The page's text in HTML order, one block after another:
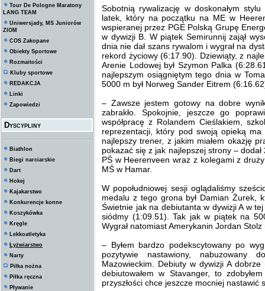
Tour De Pologne Maratony
LANG TEAM
Uniwersjady, MS Juniorów
ZIOM
COS Zakopane
Obiekty Sportowe
Rozmaitości
Kluby sportowe
REDAKCJA
Linki
Zapowiedzi
Dyscypliny
Biathlon
Biegi narciarskie
Dart
Hokej
Kajakarstwo
Konkurencje konne
Koszykówka
Kręgle
Lekkoatletyka
Łyżwiarstwo
Narty
Piłka nożna
Piłka ręczna
Pływanie
Sobotnią rywalizację w doskonałym
latek, który na początku na ME w
wspieranej przez PGE Polską Grupę
w dywizji B. W piątek Semirunnij zajął
dnia nie dał szans rywalom i wygrał na
rekord życiowy (6:17.90). Dziewiąty, z
Arenie Lodowej był Szymon Palka
najlepszym osiągniętym tego dnia w
5000 m był Norweg Sander Eitrem
– Zawsze jestem gotowy na dobre
zabrakło. Spokojnie, jeszcze go
współpracę z Rolandem Cieślakiem,
reprezentacji, który pod swoją opieką
najlepszy trener, z jakim miałem okazję
pokazać się z jak najlepszej strony –
PŚ w Heerenveen wraz z kolegami z
MŚ w Hamar.
W popołudniowej sesji oglądaliśmy
medalu z tego grona był Damian Żurek,
Świetnie jak na debiutanta w dywizji A w
siódmy (1:09.51). Tak jak w piątek na
Wygrał natomiast Amerykanin Jordan
– Byłem bardzo podekscytowany po
pozytywie nastawiony, nabuzowany
Mazowieckim. Debiuty w dywizji A
debiutowałem w Stavanger, to
przyszłości chce jeszcze mocniej nastawić